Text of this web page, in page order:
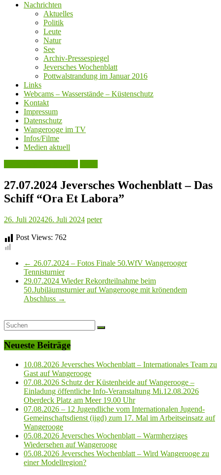
Nachrichten
Aktuelles
Politik
Leute
Natur
See
Archiv-Pressespiegel
Jeversches Wochenblatt
Pottwalstrandung im Januar 2016
Links
Webcams – Wasserstände – Küstenschutz
Kontakt
Impressum
Datenschutz
Wangerooge im TV
Infos/Filme
Medien aktuell
27.07.2024 Jeversches Wochenblatt – Das
Schiff “Ora Et Labora”
26. Juli 202426. Juli 2024 peter
Post Views: 762
← 26.07.2024 – Fotos Finale 50.WfV Wangerooger
Tennisturnier
29.07.2024 Wieder Rekordteilnahme beim
50.Jubiläumsturnier auf Wangerooge mit krönendem
Abschluss →
Neueste Beiträge
10.08.2026 Jeversches Wochenblatt – Internationales Team zu
Gast auf Wangerooge
07.08.2026 Schutz der Küstenheide auf Wangerooge –
Einladung öffentliche Info-Veranstaltung Mi.12.08.2026
Oberdeck Platz am Meer 19.00 Uhr
07.08.2026 – 12 Jugendliche vom Internationalen Jugend-
Gemeinschaftsdienst (ijgd) zum 17. Mal im Arbeitseinsatz auf
Wangerooge
05.08.2026 Jeversches Wochenblatt – Warmherziges
Wiedersehen auf Wangerooge
05.08.2026 Jeversches Wochenblatt – Wird Wangerooge zu
einer Modellregion?